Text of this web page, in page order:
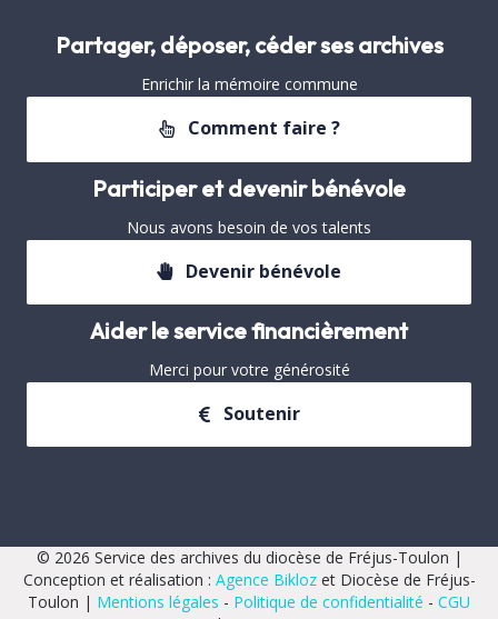
Partager, déposer, céder ses archives
Enrichir la mémoire commune
Comment faire ?
Participer et devenir bénévole
Nous avons besoin de vos talents
Devenir bénévole
Aider le service financièrement
Merci pour votre générosité
Soutenir
© 2026 Service des archives du diocèse de Fréjus-Toulon |
Conception et réalisation : Agence Biklozet Diocèse de Fréjus-
Toulon | Mentions légales - Politique de confidentialité - CGU